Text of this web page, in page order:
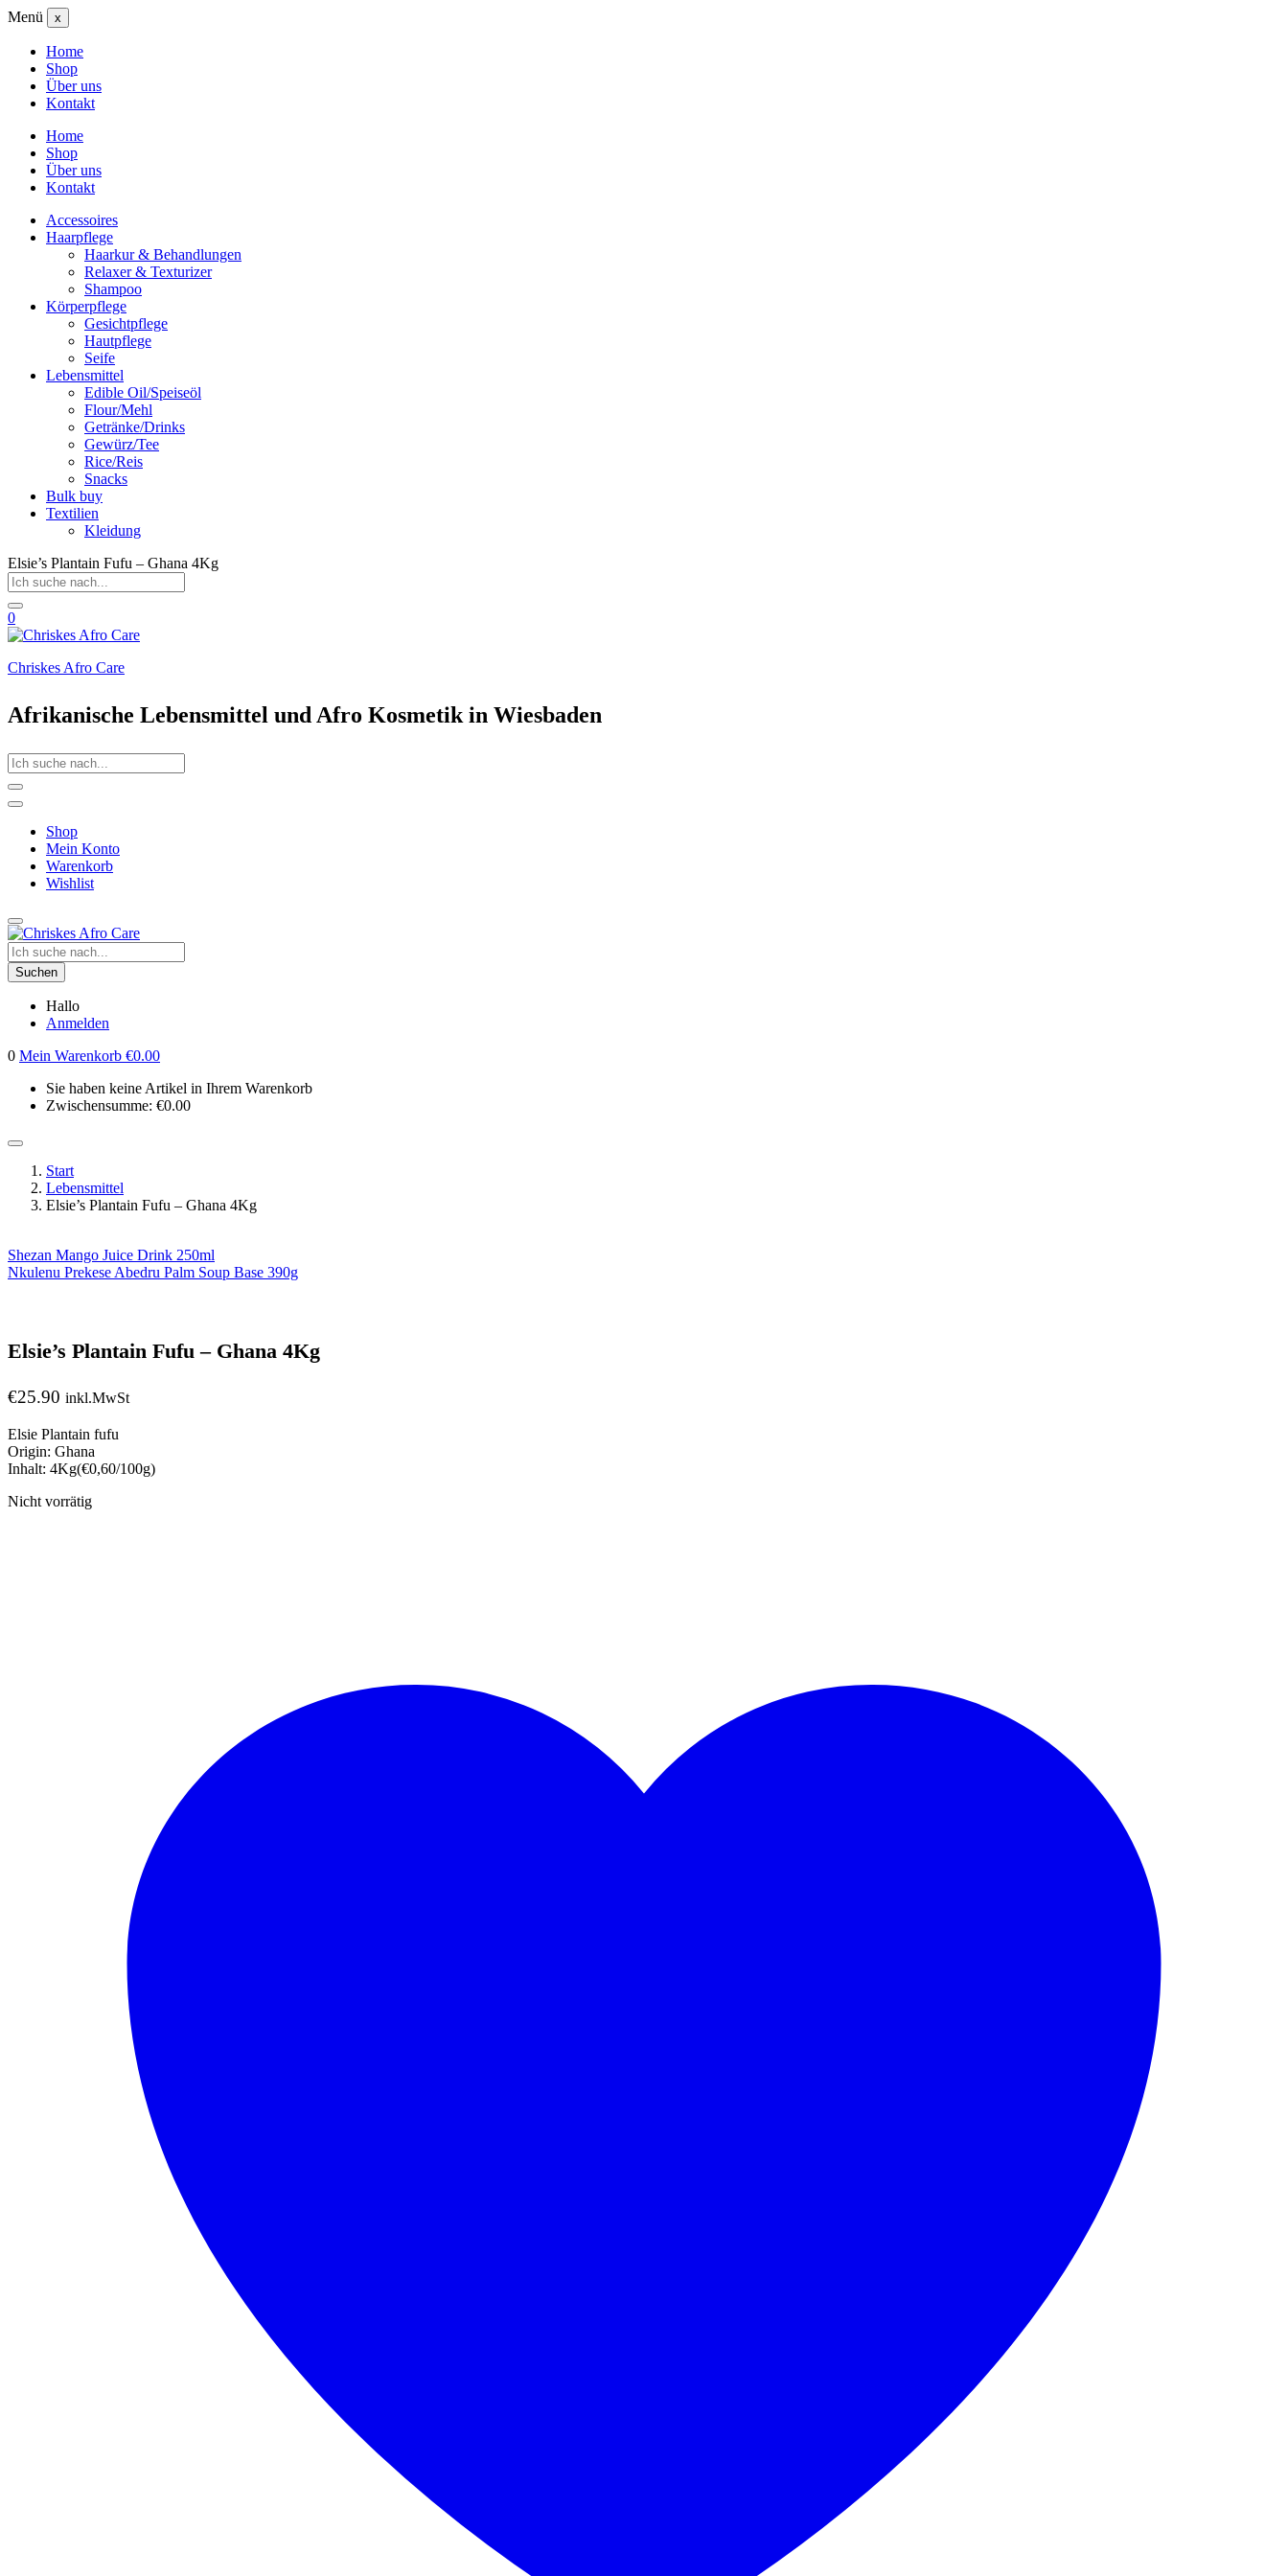
Menü x
Home
Shop
Über uns
Kontakt
Home
Shop
Über uns
Kontakt
Accessoires
Haarpflege
Haarkur & Behandlungen
Relaxer & Texturizer
Shampoo
Körperpflege
Gesichtpflege
Hautpflege
Seife
Lebensmittel
Edible Oil/Speiseöl
Flour/Mehl
Getränke/Drinks
Gewürz/Tee
Rice/Reis
Snacks
Bulk buy
Textilien
Kleidung
Elsie’s Plantain Fufu – Ghana 4Kg
0
Chriskes Afro Care
Afrikanische Lebensmittel und Afro Kosmetik in Wiesbaden
Shop
Mein Konto
Warenkorb
Wishlist
Suchen
Hallo
Anmelden
0 Mein Warenkorb €0.00
Sie haben keine Artikel in Ihrem Warenkorb
Zwischensumme: €0.00
Start
Lebensmittel
Elsie’s Plantain Fufu – Ghana 4Kg
Shezan Mango Juice Drink 250ml
Nkulenu Prekese Abedru Palm Soup Base 390g
Elsie’s Plantain Fufu – Ghana 4Kg
€25.90 inkl.MwSt
Elsie Plantain fufu
Origin: Ghana
Inhalt: 4Kg(€0,60/100g)
Nicht vorrätig